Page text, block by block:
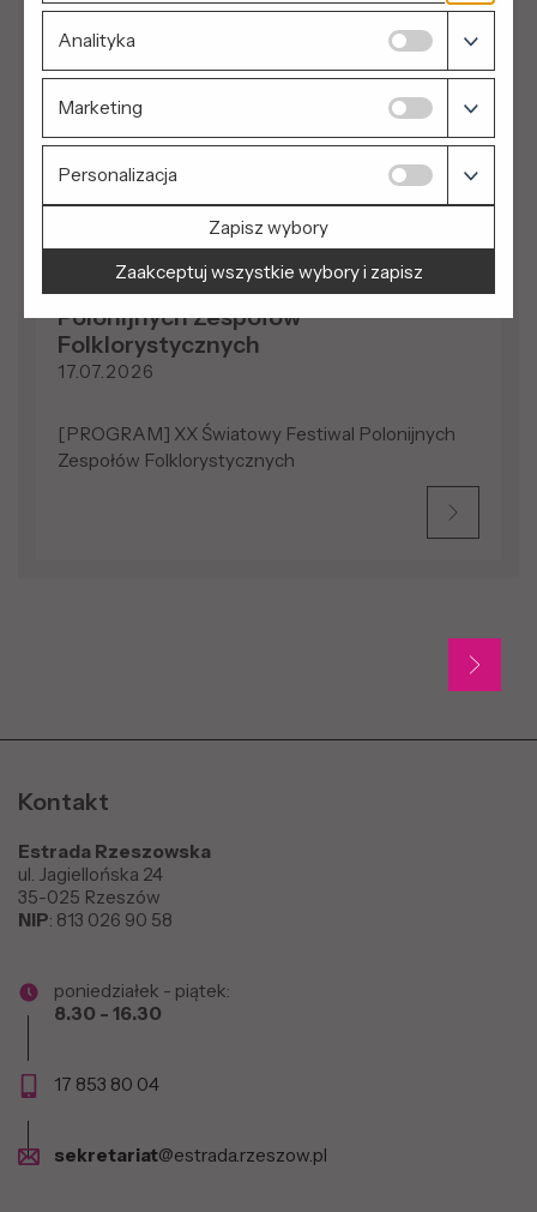
Karpaty na widelcu 2026 - nabór
wystawców na Jarmark
20.07.2026
Nabór wystawców na Jarmark 2026
[PROGRAM] XX Światowy Festiwal
Polonijnych Zespołów
Folklorystycznych
17.07.2026
[PROGRAM] XX Światowy Festiwal Polonijnych
Zespołów Folklorystycznych
Kontakt
Estrada Rzeszowska
ul. Jagiellońska 24
35-025 Rzeszów
NIP: 813 026 90 58
poniedziałek - piątek:
8.30 - 16.30
17 853 80 04
sekretariat@estrada.rzeszow.pl
Analityka
Marketing
Personalizacja
Zapisz wybory
Zaakceptuj wszystkie wybory i zapisz